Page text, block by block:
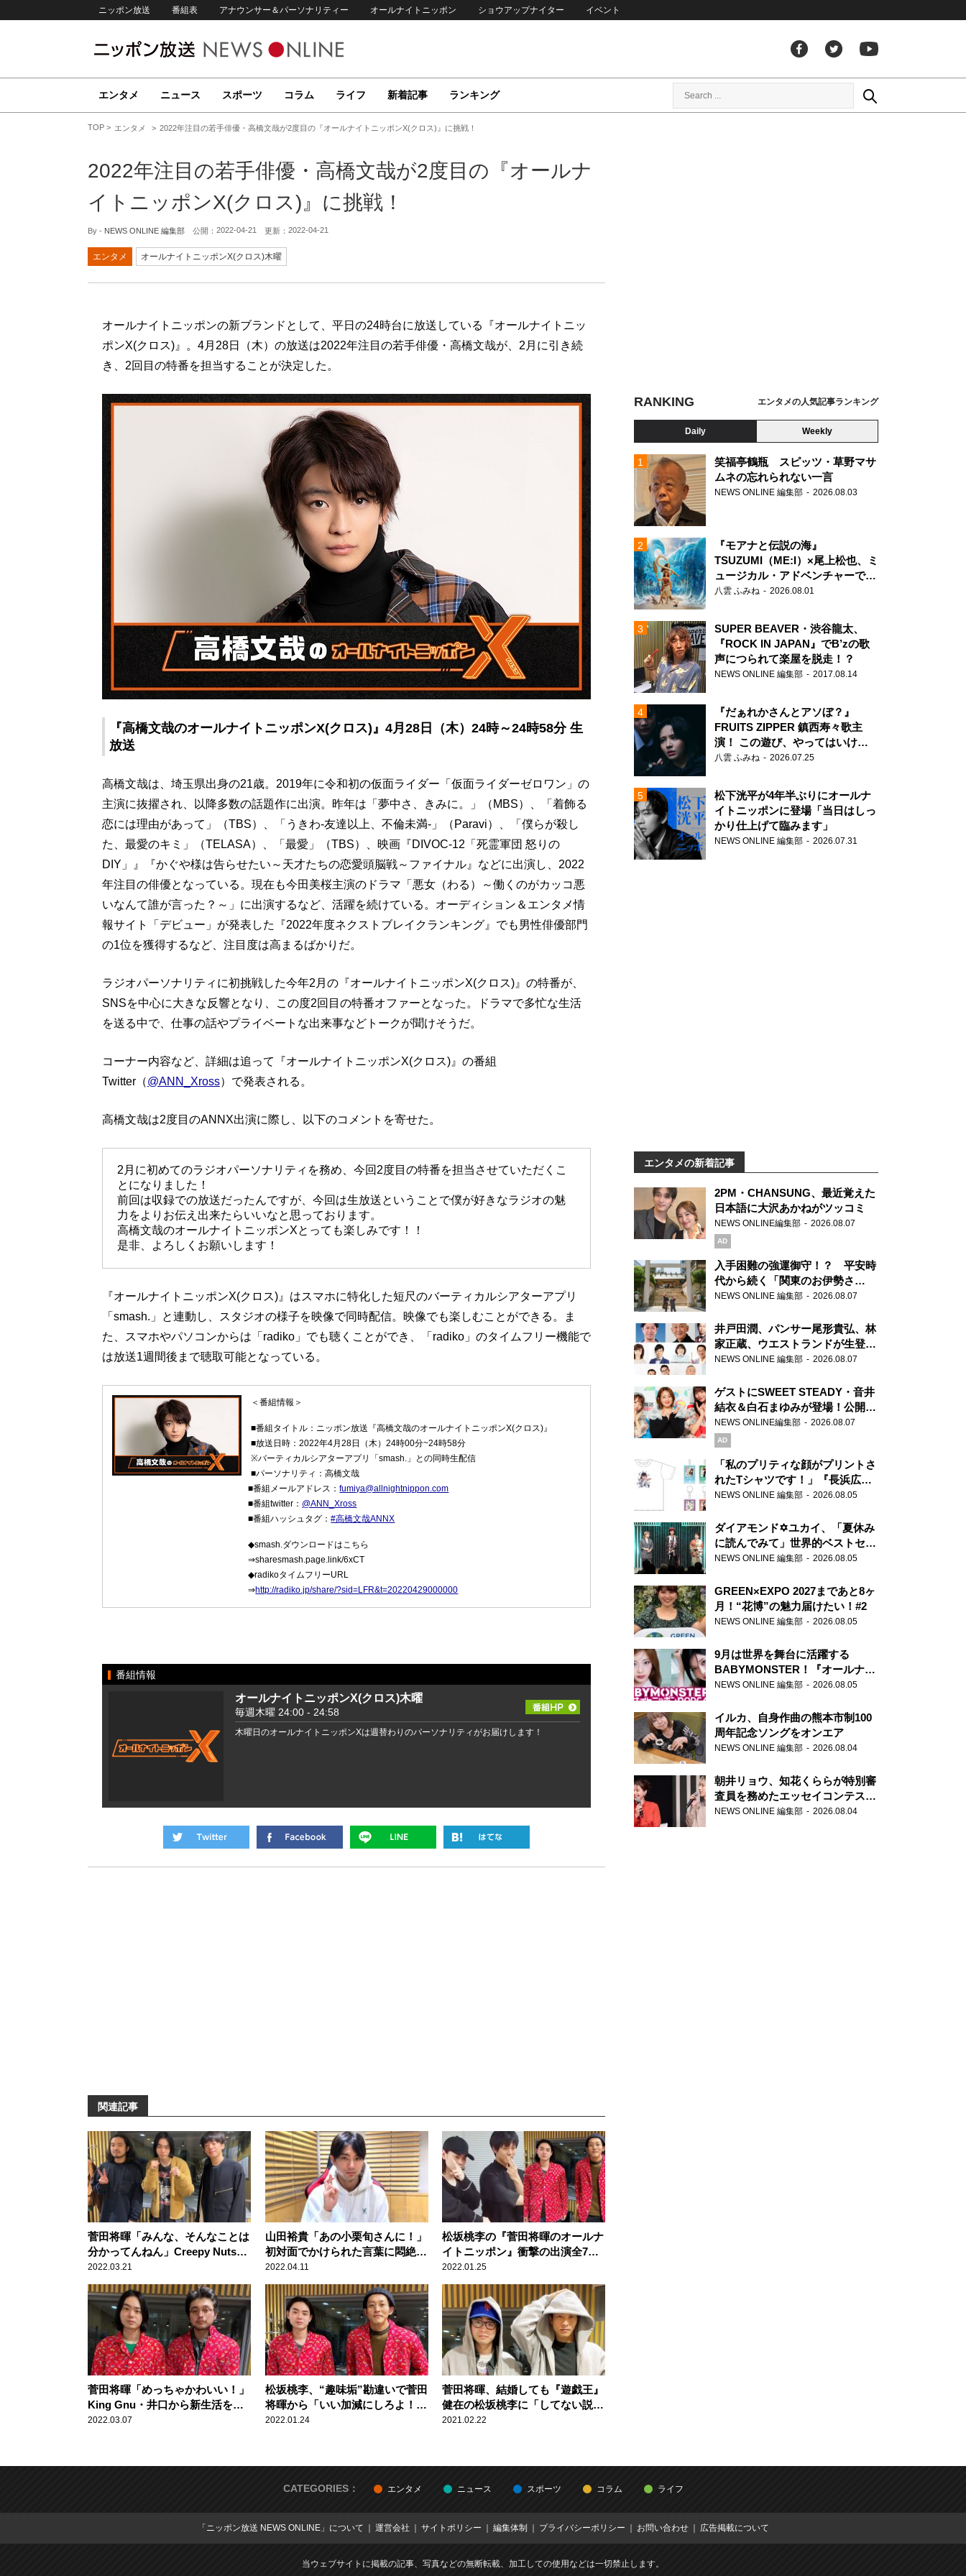
ニッポン放送 番組表 アナウンサー＆パーソナリティー オールナイトニッポン ショウアップナイター イベント
エンタメ ニュース スポーツ コラム ライフ 新着記事 ランキング
TOP エンタメ 2022年注目の若手俳優・高橋文哉が2度目の『オールナイトニッポンX(クロス)』に挑戦！
2022年注目の若手俳優・高橋文哉が2度目の『オールナ
イトニッポンX(クロス)』に挑戦！
By - NEWS ONLINE 編集部 公開： 2022-04-21 更新： 2022-04-21
エンタメ オールナイトニッポンX(クロス)木曜
オールナイトニッポンの新ブランドとして、平日の24時台に放送している『オールナイトニッ
ポンX(クロス)』。4月28日（木）の放送は2022年注目の若手俳優・高橋文哉が、2月に引き続
き、2回目の特番を担当することが決定した。
『高橋文哉のオールナイトニッポンX(クロス)』4月28日（木）24時～24時58分 生
放送
高橋文哉は、埼玉県出身の21歳。2019年に令和初の仮面ライダー「仮面ライダーゼロワン」の
主演に抜擢され、以降多数の話題作に出演。昨年は「夢中さ、きみに。」（MBS）、「着飾る
恋には理由があって」（TBS）、「うきわ-友達以上、不倫未満-」（Paravi）、「僕らが殺し
た、最愛のキミ」（TELASA）、「最愛」（TBS）、映画『DIVOC-12「死霊軍団 怒りの
DIY」』『かぐや様は告らせたい～天才たちの恋愛頭脳戦～ファイナル』などに出演し、2022
年注目の俳優となっている。現在も今田美桜主演のドラマ「悪女（わる）～働くのがカッコ悪
いなんて誰が言った？～」に出演するなど、活躍を続けている。オーディション＆エンタメ情
報サイト「デビュー」が発表した『2022年度ネクストブレイクランキング』でも男性俳優部門
の1位を獲得するなど、注目度は高まるばかりだ。
ラジオパーソナリティに初挑戦した今年2月の『オールナイトニッポンX(クロス)』の特番が、
SNSを中心に大きな反響となり、この度2回目の特番オファーとなった。ドラマで多忙な生活
を送る中で、仕事の話やプライベートな出来事などトークが聞けそうだ。
コーナー内容など、詳細は追って『オールナイトニッポンX(クロス)』の番組
Twitter（@ANN_Xross）で発表される。
高橋文哉は2度目のANNX出演に際し、以下のコメントを寄せた。
2月に初めてのラジオパーソナリティを務め、今回2度目の特番を担当させていただくこ
とになりました！
前回は収録での放送だったんですが、今回は生放送ということで僕が好きなラジオの魅
力をよりお伝え出来たらいいなと思っております。
高橋文哉のオールナイトニッポンXとっても楽しみです！！
是非、よろしくお願いします！
『オールナイトニッポンX(クロス)』はスマホに特化した短尺のバーティカルシアターアプリ
「smash.」と連動し、スタジオの様子を映像で同時配信。映像でも楽しむことができる。ま
た、スマホやパソコンからは「radiko」でも聴くことができ、「radiko」のタイムフリー機能で
は放送1週間後まで聴取可能となっている。
＜番組情報＞
■番組タイトル：ニッポン放送『高橋文哉のオールナイトニッポンX(クロス)』
■放送日時：2022年4月28日（木）24時00分~24時58分
※バーティカルシアターアプリ「smash.」との同時生配信
■パーソナリティ：高橋文哉
■番組メールアドレス：fumiya@allnightnippon.com
■番組twitter： @ANN_Xross
■番組ハッシュタグ：#高橋文哉ANNX
◆smash.ダウンロードはこちら
⇒sharesmash.page.link/6xCT
◆radikoタイムフリーURL
⇒http://radiko.jp/share/?sid=LFR&t=20220429000000
番組情報
オールナイトニッポンX(クロス)木曜
毎週木曜 24:00 - 24:58
木曜日のオールナイトニッポンXは週替わりのパーソナリティがお届けします！
関連記事
菅田将暉「みんな、そんなことは
分かってんねん」Creepy Nutsの
告白に大慌て
2022.03.21
山田裕貴「あの小栗旬さんに！」
初対面でかけられた言葉に悶絶
「キュンです！」
2022.04.11
松坂桃李の『菅田将暉のオールナ
イトニッポン』衝撃の出演全7回
を振り返る
2022.01.25
菅田将暉「めっちゃかわいい！」
King Gnu・井口から新生活を配
慮したプレゼント
2022.03.07
松坂桃李、“趣味垢”勘違いで菅田
将暉から「いい加減にしろよ！
（笑）」
2022.01.24
菅田将暉、結婚しても『遊戯王』
健在の松坂桃李に「してない説あ
りますよ？」 松坂「したのよ
2021.02.22
RANKING エンタメの人気記事ランキング
Daily Weekly
笑福亭鶴瓶 スピッツ・草野マサ
ムネの忘れられない一言
NEWS ONLINE 編集部 2026.08.03
『モアナと伝説の海』
TSUZUMI（ME:I）×尾上松也、ミ
ュージカル・アドベンチャーで美
声を響かせる
八雲 ふみね 2026.08.01
SUPER BEAVER・渋谷龍太、
『ROCK IN JAPAN』でB’zの歌
声につられて楽屋を脱走！？
NEWS ONLINE 編集部 2017.08.14
『だぁれかさんとアソぼ？』
FRUITS ZIPPER 鎮西寿々歌主
演！ この遊び、やってはいけま
せん。
八雲 ふみね 2026.07.25
松下洸平が4年半ぶりにオールナ
イトニッポンに登場「当日はしっ
かり仕上げて臨みます」
NEWS ONLINE 編集部 2026.07.31
エンタメの新着記事
2PM・CHANSUNG、最近覚えた
日本語に大沢あかねがツッコミ
NEWS ONLINE編集部 2026.08.07
AD
入手困難の強運御守！？ 平安時
代から続く「関東のお伊勢さ
ま」、芝大神宮にてランパンプス
NEWS ONLINE 編集部 2026.08.07
井戸田潤、パンサー尾形貴弘、林
家正蔵、ウエストランドが生登
場！『ラジオビバリー昼ズ』
NEWS ONLINE 編集部 2026.08.07
ゲストにSWEET STEADY・音井
結衣＆白石まゆみが登場！公開収
録で素顔全開！
NEWS ONLINE編集部 2026.08.07
AD
「私のプリティな顔がプリントさ
れたTシャツです！」『長浜広奈
天下無双』初の番組グッズ発売
NEWS ONLINE 編集部 2026.08.05
ダイアモンド✡ユカイ、「夏休み
に読んでみて」世界的ベストセラ
ー『アナスタシア』を紹介
NEWS ONLINE 編集部 2026.08.05
GREEN×EXPO 2027まであと8ヶ
月！“花博”の魅力届けたい！#2
NEWS ONLINE 編集部 2026.08.05
9月は世界を舞台に活躍する
BABYMONSTER！『オールナイ
トニッポンPODCAST』月替わり
NEWS ONLINE 編集部 2026.08.05
イルカ、自身作曲の熊本市制100
周年記念ソングをオンエア
NEWS ONLINE 編集部 2026.08.04
朝井リョウ、知花くららが特別審
査員を務めたエッセイコンテスト
の特別番組「#いまあなたに伝え
NEWS ONLINE 編集部 2026.08.04
CATEGORIES： エンタメ ニュース スポーツ コラム ライフ
「ニッポン放送 NEWS ONLINE」について 運営会社 サイトポリシー 編集体制 プライバシーポリシー お問い合わせ 広告掲載について
当ウェブサイトに掲載の記事、写真などの無断転載、加工しての使用などは一切禁止します。